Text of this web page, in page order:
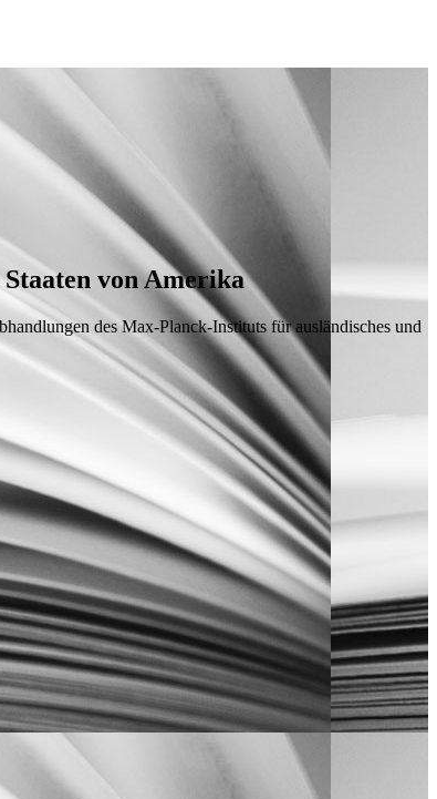
von Amerika
des Max-Planck-Instituts für ausländisches und